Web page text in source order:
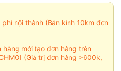
2.700.000 ₫.
nội thành (Bán kính 10km đơn
mới tạo đơn hàng trên
(Giá trị đơn hàng >600k,